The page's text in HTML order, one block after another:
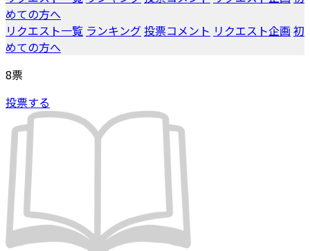
めての方へ
リクエスト一覧 ランキング投票コメント リクエスト企画 初
めての方へ
8票
投票する